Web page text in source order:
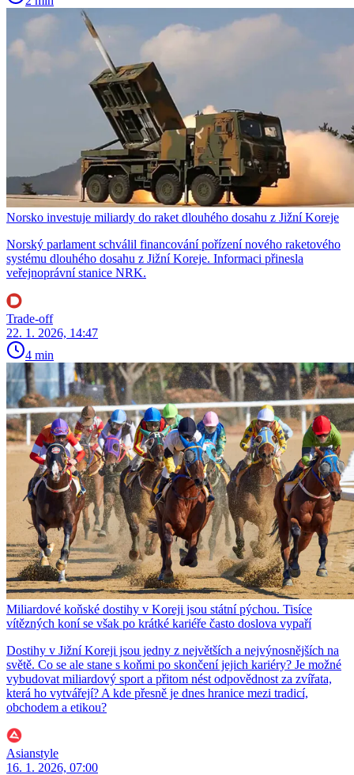
Norsko investuje miliardy do raket dlouhého dosahu z Jižní Koreje
Norský parlament schválil financování pořízení nového raketového
systému dlouhého dosahu z Jižní Koreje. Informaci přinesla
veřejnoprávní stanice NRK.
Trade-off
22. 1. 2026, 14:47
4 min
Miliardové koňské dostihy v Koreji jsou státní pýchou. Tisíce
vítězných koní se však po krátké kariéře často doslova vypaří
Dostihy v Jižní Koreji jsou jedny z největších a nejvýnosnějších na
světě. Co se ale stane s koňmi po skončení jejich kariéry? Je možné
vybudovat miliardový sport a přitom nést odpovědnost za zvířata,
která ho vytvářejí? A kde přesně je dnes hranice mezi tradicí,
obchodem a etikou?
Asianstyle
16. 1. 2026, 07:00